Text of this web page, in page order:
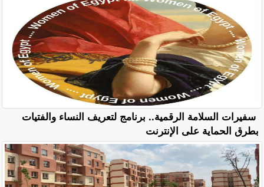
سفيرات السلامة الرقمية.. برنامج لتعريف النساء والفتيات
بطرق الحماية على الإنترنت